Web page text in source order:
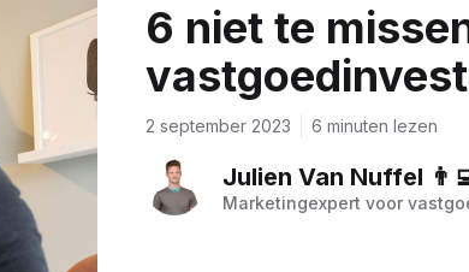
6 niet te
2 september 2023 6 minuten lezen
Julien Van Nuffel
Marketingexpert voor